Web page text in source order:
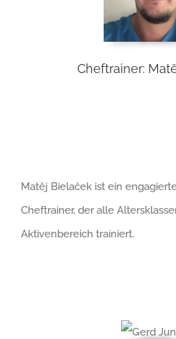
Cheftrainer:
Matěj Bielaček ist ein
Cheftrainer, der alle
Aktivenbereich trainiert.